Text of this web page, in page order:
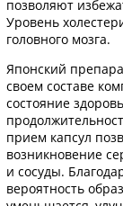
позволяют
Уровень
головного мозга.
Японский
своем составе
состояние
прием капсул
возникновение
и сосуды.
вероятность